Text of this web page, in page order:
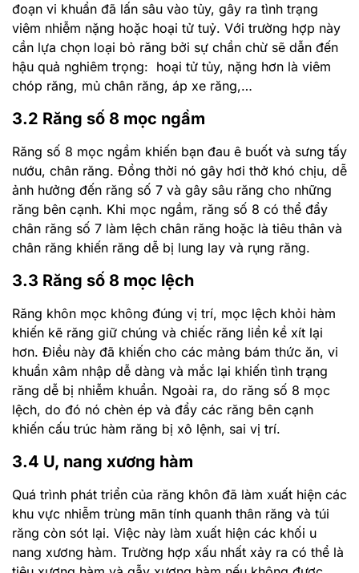
đoạn vi khuẩn đã lấn sâu vào tủy, gây ra tình trạng
viêm nhiễm nặng hoặc hoại tử tuỷ. Với trường hợp này
cần lựa chọn loại bỏ răng bởi sự chần chừ sẽ dẫn đến
hậu quả nghiêm trọng: hoại tử tủy, nặng hơn là viêm
chóp răng, mủ chân răng, áp xe răng,…
3.2 Răng số 8 mọc ngầm
Răng số 8 mọc ngầm khiến bạn đau ê buốt và sưng tấy
nướu, chân răng. Đồng thời nó gây hơi thở khó chịu, dễ
ảnh hưởng đến răng số 7 và gây sâu răng cho những
răng bên cạnh. Khi mọc ngầm, răng số 8 có thể đẩy
chân răng số 7 làm lệch chân răng hoặc là tiêu thân và
chân răng khiến răng dễ bị lung lay và rụng răng.
3.3 Răng số 8 mọc lệch
Răng khôn mọc không đúng vị trí, mọc lệch khỏi hàm
khiến kẽ răng giữ chúng và chiếc răng liền kề xít lại
hơn. Điều này đã khiến cho các mảng bám thức ăn, vi
khuẩn xâm nhập dễ dàng và mắc lại khiến tình trạng
răng dễ bị nhiễm khuẩn. Ngoài ra, do răng số 8 mọc
lệch, do đó nó chèn ép và đẩy các răng bên cạnh
khiến cấu trúc hàm răng bị xô lệnh, sai vị trí.
3.4 U, nang xương hàm
Quá trình phát triển của răng khôn đã làm xuất hiện các
khu vực nhiễm trùng mãn tính quanh thân răng và túi
răng còn sót lại. Việc này làm xuất hiện các khối u
nang xương hàm. Trường hợp xấu nhất xảy ra có thể là